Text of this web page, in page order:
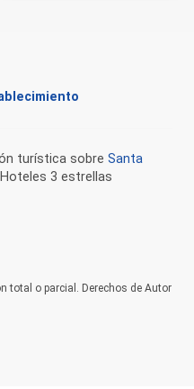
turística sobre Santa
3 estrellas
total o parcial. Derechos de Autor